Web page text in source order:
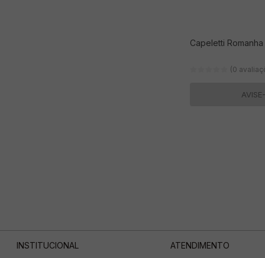
Capeletti
(0
INSTITUCIONAL ATENDIMENTO